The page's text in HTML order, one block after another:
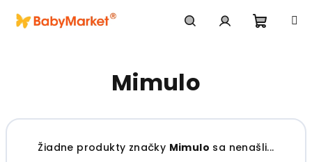
Mimulo
Žiadne produkty značky Mimulo sa nenašli...